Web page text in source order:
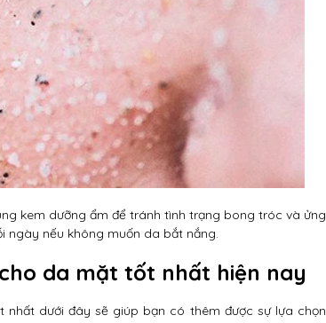
kem dưỡng ẩm để tránh tình trạng bong tróc và ửng
ngày nếu không muốn da bắt nắng.
da mặt tốt nhất hiện nay
dưới đây sẽ giúp bạn có thêm được sự lựa chọn